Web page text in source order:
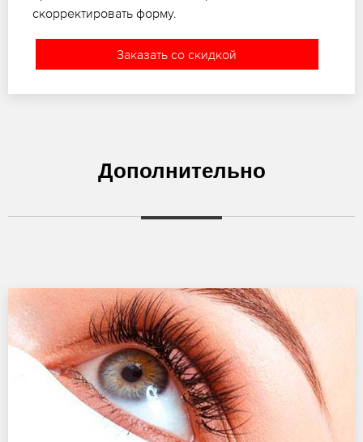
скорректировать форму.
Заказать со скидкой
Дополнительно